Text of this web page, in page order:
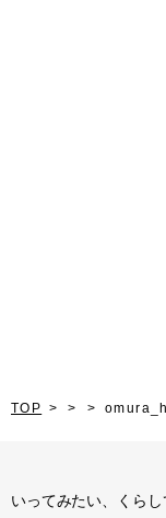
TOP
いってみたい、くら